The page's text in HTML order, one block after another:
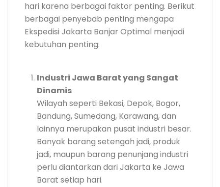
hari karena berbagai faktor penting. Berikut
berbagai penyebab penting mengapa
Ekspedisi Jakarta Banjar Optimal menjadi
kebutuhan penting:
Industri Jawa Barat yang Sangat
Dinamis
Wilayah seperti Bekasi, Depok, Bogor,
Bandung, Sumedang, Karawang, dan
lainnya merupakan pusat industri besar.
Banyak barang setengah jadi, produk
jadi, maupun barang penunjang industri
perlu diantarkan dari Jakarta ke Jawa
Barat setiap hari.